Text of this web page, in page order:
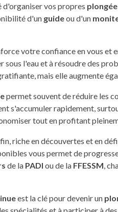
d'organiser vos propres
d'un guideou d'un
votre confiance en vous et
l'eau et à résoudre des
mais elle augmente
permet souvent de réduire les
s'accumuler rapidement,
tout en profitant
riche en découvertes et en
vous permet de
de la PADI ou de la FFESSM ,
est la clé pour devenir un
spécialités et à participer à des